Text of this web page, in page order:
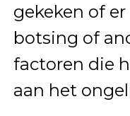
gekeken of
botsing of
factoren die
aan het